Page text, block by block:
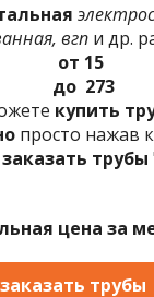
вгп и др.
от 15
до 273
купить
просто нажав
заказать трубы
цена за
заказать трубы